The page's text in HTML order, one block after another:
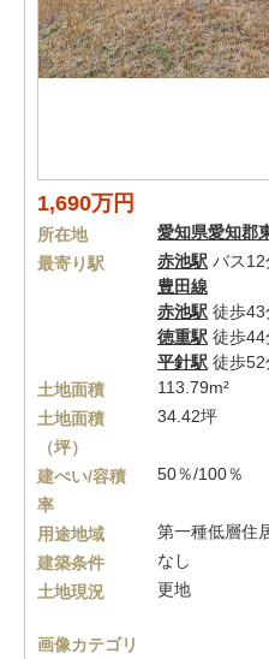
1,690万円
所在地 愛知県愛知郡
最寄り駅
赤池駅 バス
豊田線
赤池駅 徒歩43
徳重駅 徒歩44
平針駅 徒歩52
土地面積
113.79m²
土地面積
（坪）
34.42坪
建ぺい/容積
率
50％/100％
用途地域
第一種低層住
建築条件
なし
土地現況
更地
画像カテゴリ